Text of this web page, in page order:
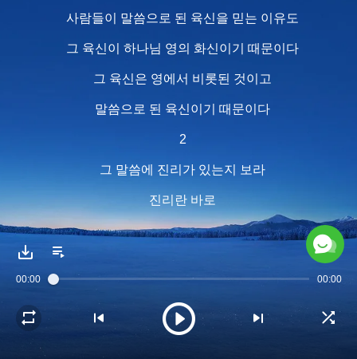
사람들이 말씀으로 된 육신을 믿는 이유도
그 육신이 하나님 영의 화신이기 때문이다
그 육신은 영에서 비롯된 것이고
말씀으로 된 육신이기 때문이다
2
그 말씀에 진리가 있는지 보라
진리란 바로
정상 인성이 지닌 생명의 성품이요
하나님이 태초에 사람을 지으실 때에
00:00 00:00